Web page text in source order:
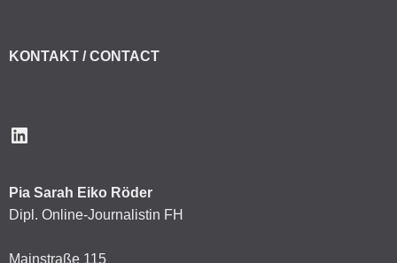
KONTAKT / CONTACT
LinkedIn
Pia Sarah Eiko Röder
Dipl. Online-Journalistin FH
Mainstraße 115